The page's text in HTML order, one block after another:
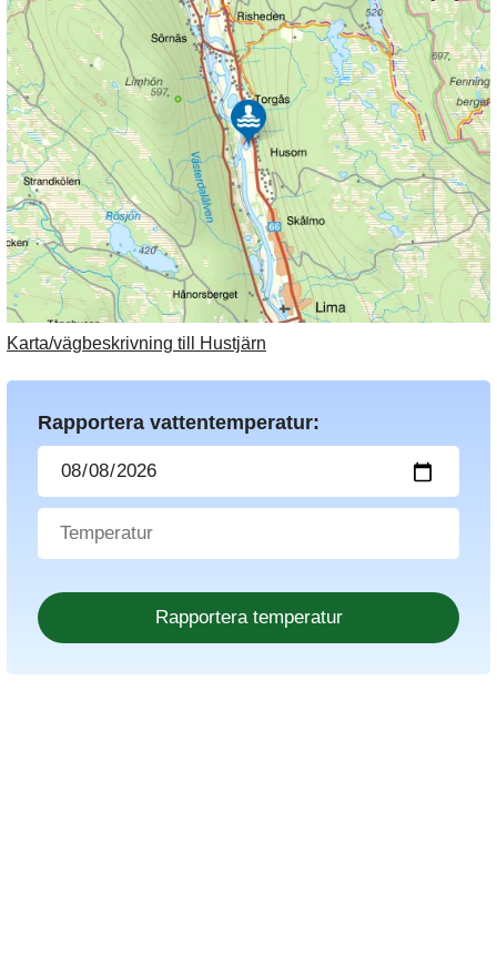
Karta/vägbeskrivning till Hustjärn
Rapportera vattentemperatur: